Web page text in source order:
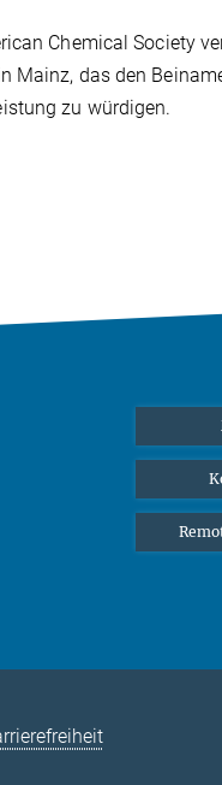
Chemical Society
Mainz, das den
zu würdigen.